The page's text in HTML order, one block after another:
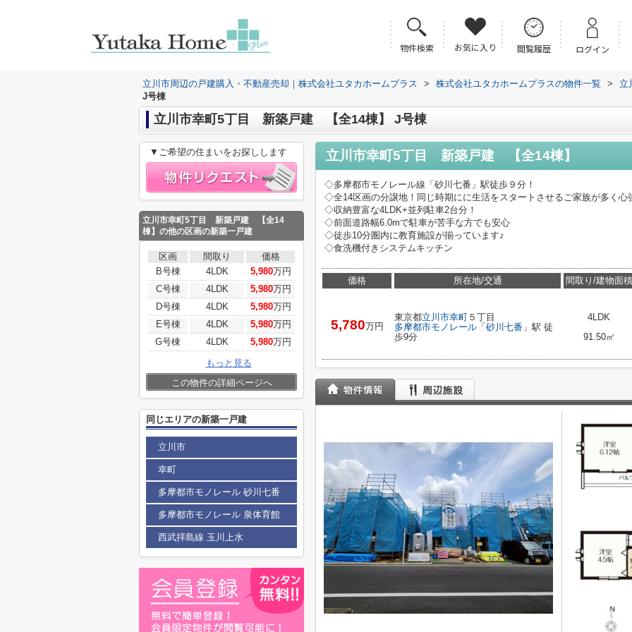
物件検索 お気に入り 閲覧履歴 ログイン
立川市周辺の戸建購入・不動産売却｜株式会社ユタカホームプラス > 株式会社ユタカホームプラスの物件一覧 >
立
J号棟
立川市幸町5丁目 新築戸建 【全14棟】 J号棟
立川市幸町5丁目 新築戸建 【全14棟】
◇多摩都市モノレール線「砂川七番」駅徒歩９分！
◇全14区画の分譲地！同じ時期にに生活をスタートさせるご家族が多く心
◇収納豊富な4LDK+並列駐車2台分！
◇前面道路幅6.0mで駐車が苦手な方でも安心
◇徒歩10分圏内に教育施設が揃っています♪
◇食洗機付きシステムキッチン
価格
5,780万円
所在地/交通
東京都立川市幸町 ５丁目
多摩都市モノレール 「 砂川七番 」駅 徒
歩9分
間取り/建物面積
4LDK
91.50㎡
▼ご希望の住まいをお探しします
立川市幸町5丁目 新築戸建 【全14
棟】 の他の区画の新築一戸建
区画 間取り
価格
B号棟
4LDK 5,980万円
C号棟
4LDK 5,980万円
D号棟
4LDK 5,980万円
E号棟
4LDK 5,980万円
G号棟
4LDK 5,980万円
もっと見る
この物件の詳細ページへ
同じエリアの新築一戸建
立川市
幸町
多摩都市モノレール 砂川七番
多摩都市モノレール 泉体育館
西武拝島線 玉川上水